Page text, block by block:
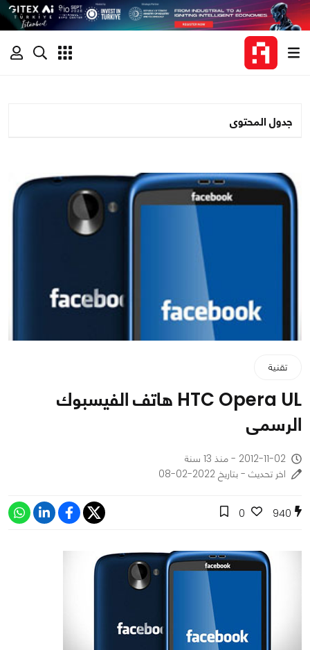
جدول المحتوى
تقنية
HTC Opera UL هاتف الفيسبوك
الرسمى
2012-11-02 - منذ 13 سنة
اخر تحديث - بتاريخ 2022-02-08
940
0